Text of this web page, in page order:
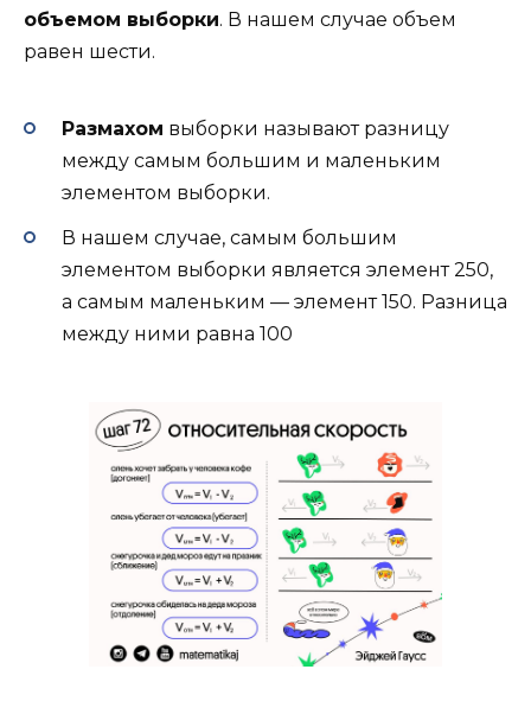
объемом выборки. В нашем случае объем
равен шести.
Размахом выборки называют разницу
между самым большим и маленьким
элементом выборки.
В нашем случае, самым большим
элементом выборки является элемент 250,
а самым маленьким — элемент 150. Разница
между ними равна 100